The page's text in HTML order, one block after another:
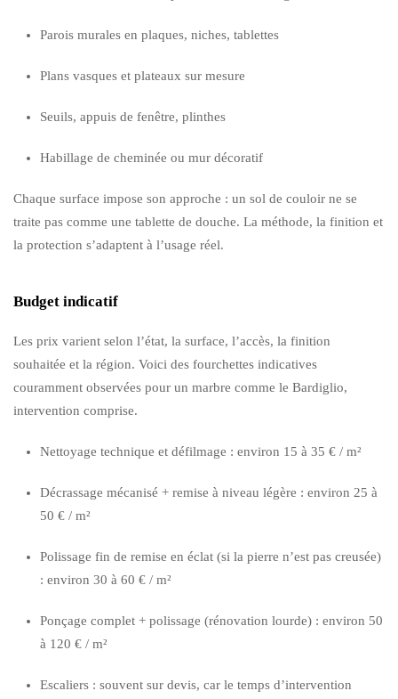
Parois murales en plaques, niches, tablettes
Plans vasques et plateaux sur mesure
Seuils, appuis de fenêtre, plinthes
Habillage de cheminée ou mur décoratif
Chaque surface impose son approche : un sol de couloir ne se
traite pas comme une tablette de douche. La méthode, la finition et
la protection s’adaptent à l’usage réel.
Budget indicatif
Les prix varient selon l’état, la surface, l’accès, la finition
souhaitée et la région. Voici des fourchettes indicatives
couramment observées pour un marbre comme le Bardiglio,
intervention comprise.
Nettoyage technique et défilmage : environ 15 à 35 € / m²
Décrassage mécanisé + remise à niveau légère : environ 25 à
50 € / m²
Polissage fin de remise en éclat (si la pierre n’est pas creusée)
: environ 30 à 60 € / m²
Ponçage complet + polissage (rénovation lourde) : environ 50
à 120 € / m²
Escaliers : souvent sur devis, car le temps d’intervention